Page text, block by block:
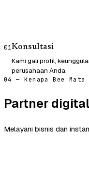
01Konsultasi
Kami gali profil,
perusahaan Anda.
04 — Kenapa Bee Mata
Partner
Melayani bisnis dan